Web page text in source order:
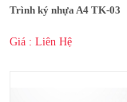
Trình ký nhựa A4 TK-03
Giá : Liên Hệ